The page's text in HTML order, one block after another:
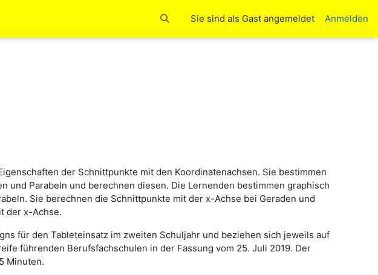
Sucheingabe umschalten
Sie sind als Gast angemeldet Anmelden
der Schnittpunkte mit den Koordinatenachsen. Sie bestimmen
und Parabeln und berechnen diesen. Die Lernenden bestimmen graphisch
Sie berechnen die Schnittpunkte mit der x-Achse bei Geraden und
der x-Achse.
für den Tableteinsatz im zweiten Schuljahr und beziehen sich jeweils auf
führenden Berufsfachschulen in der Fassung vom 25. Juli 2019. Der
Minuten.